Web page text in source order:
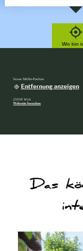
Wo bin
Susan Müller-Paulsen
Entfernung anzeigen
25938 Wyk
Webseite besuchen
Das
will ich sehen